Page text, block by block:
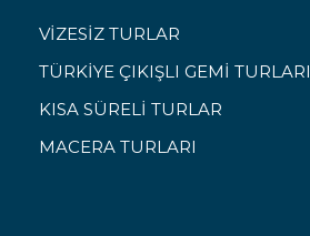
VİZESİZ TURLAR
TÜRKİYE ÇIKIŞLI GEMİ TURLARI
KISA SÜRELİ TURLAR
MACERA TURLARI